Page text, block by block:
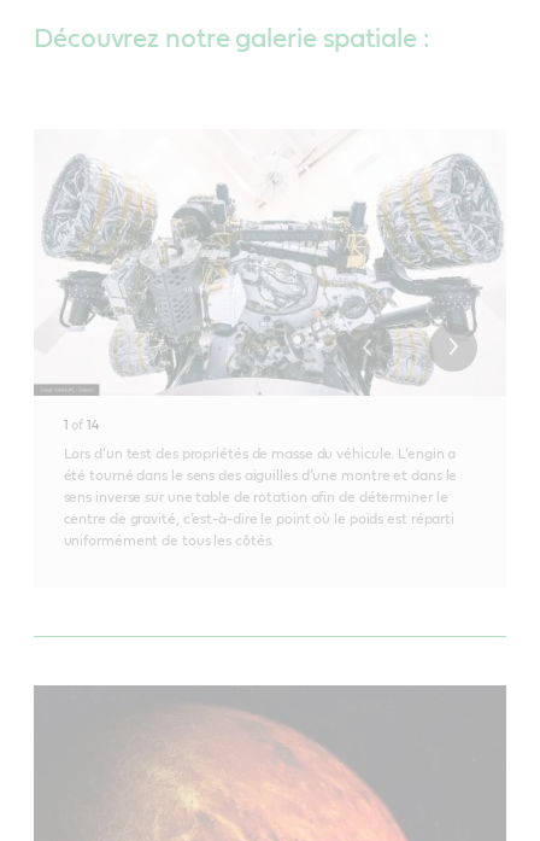
Découvrez notre galerie spatiale :
1 of 14
Lors d’un test des propriétés de masse du véhicule. L’engin a
été tourné dans le sens des aiguilles d’une montre et dans le
sens inverse sur une table de rotation afin de déterminer le
centre de gravité, c’est-à-dire le point où le poids est réparti
uniformément de tous les côtés.